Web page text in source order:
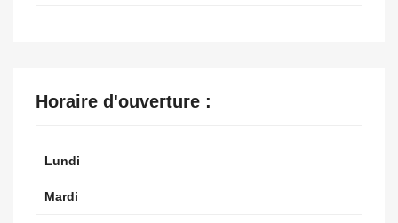
Horaire d'ouverture :
Lundi
Mardi